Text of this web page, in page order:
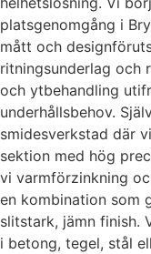
platsgenomgång i
mått och
ritningsunderlag och
och ytbehandling
underhållsbehov.
smidesverkstad där
sektion med hög
vi varmförzinkning
en kombination som
slitstark, jämn finish.
i betong, tegel, stål